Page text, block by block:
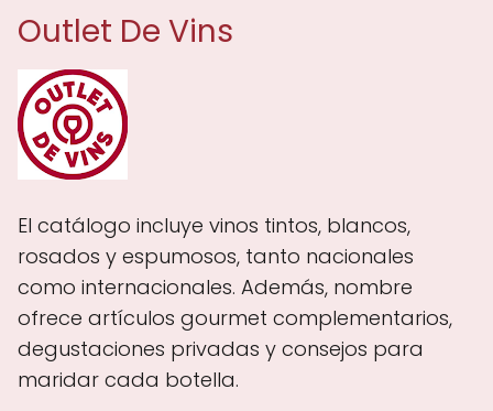
Outlet De Vins
El catálogo incluye vinos tintos, blancos,
rosados y espumosos, tanto nacionales
como internacionales. Además, nombre
ofrece artículos gourmet complementarios,
degustaciones privadas y consejos para
maridar cada botella.